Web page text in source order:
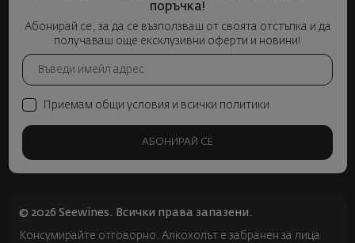
поръчка!
Абонирай се, за да се възползваш от своята отстъпка и да
получаваш още ексклузивни оферти и новини!
Приемам общи условия и всички политики
АБОНИРАЙ СЕ
© 2026 Seewines. Всички права запазени.
Консумирайте отговорно. Алкохолът е забранен за лица